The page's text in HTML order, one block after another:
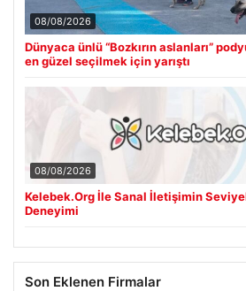
08/08/2026
Dünyaca ünlü “Bozkırın aslanları”
en güzel seçilmek için yarıştı
08/08/2026
Kelebek.Org İle Sanal İletişimin
Deneyimi
Son Eklenen Firmalar